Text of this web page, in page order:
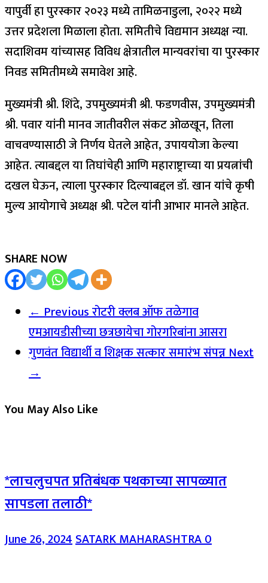
यापुर्वी हा पुरस्कार २०२३ मध्ये तामिळनाडुला, २०२२ मध्ये
उत्तर प्रदेशला मिळाला होता. समितीचे विद्यमान अध्यक्ष न्या.
सदाशिवम यांच्यासह विविध क्षेत्रातील मान्यवरांचा या पुरस्कार
निवड समितीमध्ये समावेश आहे.
मुख्यमंत्री श्री. शिंदे, उपमुख्यमंत्री श्री. फडणवीस, उपमुख्यमंत्री
श्री. पवार यांनी मानव जातीवरील संकट ओळखून, तिला
वाचवण्यासाठी जे निर्णय घेतले आहेत, उपाययोजा केल्या
आहेत. त्याबद्दल या तिघांचेही आणि महाराष्ट्राच्या या प्रयत्नांची
दखल घेऊन, त्याला पुरस्कार दिल्याबद्दल डॉ. खान यांचे कृषी
मुल्य आयोगाचे अध्यक्ष श्री. पटेल यांनी आभार मानले आहेत.
SHARE NOW
← Previousरोटरी क्लब ऑफ तळेगाव
एमआयडीसीच्या छत्रछायेचा गोरगरिबांना आसरा
गुणवंत विद्यार्थी व शिक्षक सत्कार समारंभ संपन्नNext
→
You May Also Like
*लाचलुचपत प्रतिबंधक पथकाच्या सापळ्यात
सापडला तलाठी*
June 26, 2024SATARK MAHARASHTRA0